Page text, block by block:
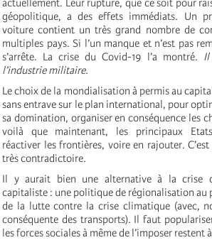
actuellement. Leur rupture, que ce soit pour
géopolitique, a des effets immédiats. Un
voiture contient un très grand nombre de
multiples pays. Si l’un manque et n’est pas
s’arrête. La crise du Covid-19 l’a montré. Il
l’industrie militaire.
Le choix de la mondialisation à permis au
sans entrave sur le plan international, pour
sa domination, organiser en conséquence les
voilà que maintenant, les principaux
réactiver les frontières, voire en rajouter.
très contradictoire.
Il y aurait bien une alternative à la crise
capitaliste : une politique de régionalisation au
de la lutte contre la crise climatique (avec,
conséquente des transports). Il faut
les forces sociales à même de l’imposer restent